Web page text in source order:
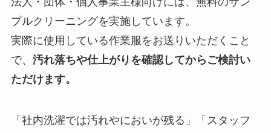
プルクリーニングを実施しています。
実際に使用している作業服をお送りいただくこと
で、 汚れ落ちや仕上がりを確認してからご検討い
ただけます。
「社内洗濯では汚れやにおいが残る」「スタッフ